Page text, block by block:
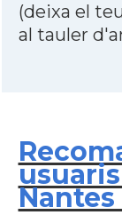
(deixa el
al tauler
Nantes